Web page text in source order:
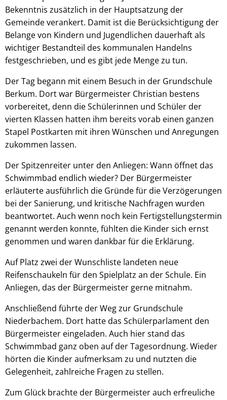
Bekenntnis zusätzlich in der Hauptsatzung der
Gemeinde verankert. Damit ist die Berücksichtigung der
Belange von Kindern und Jugendlichen dauerhaft als
wichtiger Bestandteil des kommunalen Handelns
festgeschrieben, und es gibt jede Menge zu tun.
Der Tag begann mit einem Besuch in der Grundschule
Berkum. Dort war Bürgermeister Christian bestens
vorbereitet, denn die Schülerinnen und Schüler der
vierten Klassen hatten ihm bereits vorab einen ganzen
Stapel Postkarten mit ihren Wünschen und Anregungen
zukommen lassen.
Der Spitzenreiter unter den Anliegen: Wann öffnet das
Schwimmbad endlich wieder? Der Bürgermeister
erläuterte ausführlich die Gründe für die Verzögerungen
bei der Sanierung, und kritische Nachfragen wurden
beantwortet. Auch wenn noch kein Fertigstellungstermin
genannt werden konnte, fühlten die Kinder sich ernst
genommen und waren dankbar für die Erklärung.
Auf Platz zwei der Wunschliste landeten neue
Reifenschaukeln für den Spielplatz an der Schule. Ein
Anliegen, das der Bürgermeister gerne mitnahm.
Anschließend führte der Weg zur Grundschule
Niederbachem. Dort hatte das Schülerparlament den
Bürgermeister eingeladen. Auch hier stand das
Schwimmbad ganz oben auf der Tagesordnung. Wieder
hörten die Kinder aufmerksam zu und nutzten die
Gelegenheit, zahlreiche Fragen zu stellen.
Zum Glück brachte der Bürgermeister auch erfreuliche